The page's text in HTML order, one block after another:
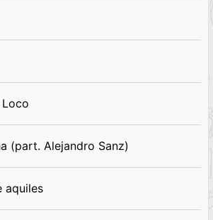
(part. Alejandro Sanz)
aquiles